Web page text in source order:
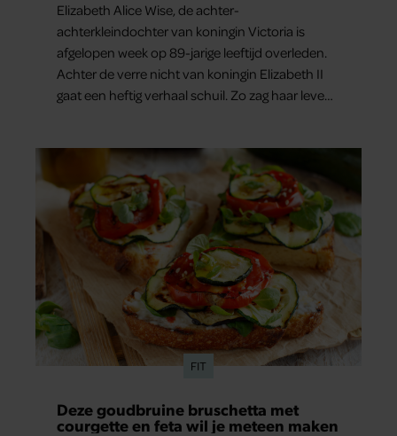
Elizabeth Alice Wise, de achter-
achterkleindochter van koningin Victoria is
afgelopen week op 89-jarige leeftijd overleden.
Achter de verre nicht van koningin Elizabeth II
gaat een heftig verhaal schuil. Zo zag haar leven
FIT
Deze goudbruine bruschetta met
courgette en feta wil je meteen maken